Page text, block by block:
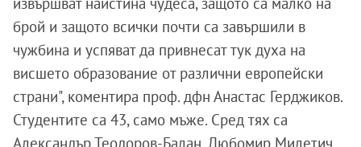
брой и защото всички почти са завършили в
чужбина и успяват да привнесат тук духа на
висшето образование от различни европейски
страни", коментира проф. дфн Анастас Герджиков.
Студентите са 43, само мъже. Сред тях са
Александър Теодоров-Балан, Любомир Милетич,